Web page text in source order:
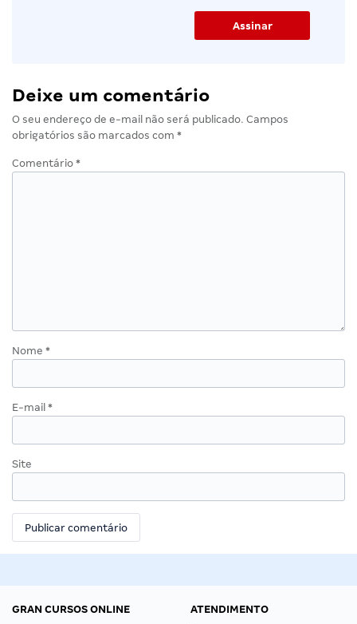
Deixe um comentário
O seu endereço de e-mail não será publicado. Campos
obrigatórios são marcados com *
Comentário *
Nome *
E-mail *
Site
GRAN CURSOS ONLINE
ATENDIMENTO